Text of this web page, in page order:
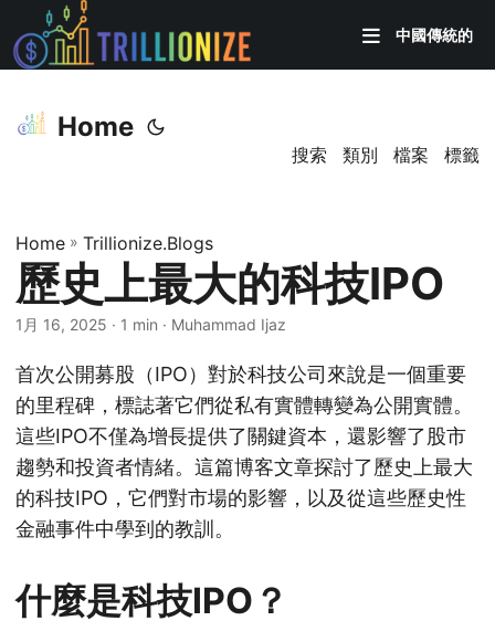
中國傳統的
Home
搜索 類別 檔案 標籤
Home » Trillionize.Blogs
歷史上最大的科技IPO
1月 16, 2025 · 1 min · Muhammad Ijaz
首次公開募股（IPO）對於科技公司來說是一個重要
的里程碑，標誌著它們從私有實體轉變為公開實體。
這些IPO不僅為增長提供了關鍵資本，還影響了股市
趨勢和投資者情緒。這篇博客文章探討了歷史上最大
的科技IPO，它們對市場的影響，以及從這些歷史性
金融事件中學到的教訓。
什麼是科技IPO？